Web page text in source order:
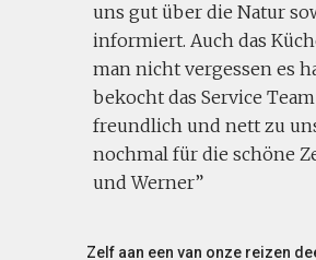
uns gut über die Natur
informiert. Auch das
man nicht vergessen es
bekocht das Service
freundlich und nett zu
nochmal für die schöne
und Werner
Zelf aan een van onze reizen